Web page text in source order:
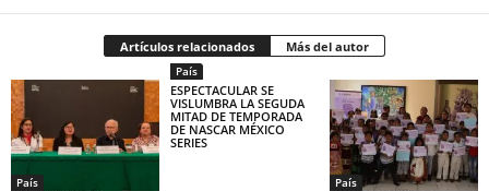
Artículos relacionados Más del autor
País
País
ESPECTACULAR SE
VISLUMBRA LA SEGUDA
MITAD DE TEMPORADA
DE NASCAR MÉXICO
SERIES
País